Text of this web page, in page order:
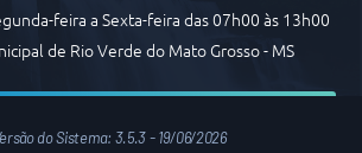
feira a Sexta-feira das 07h00 às 13h00
de Rio Verde do Mato Grosso - MS
do Sistema: 3.5.3 - 19/06/2026